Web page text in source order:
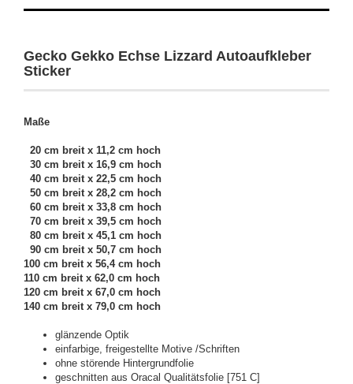
Gecko Gekko Echse Lizzard Autoaufkleber
Sticker
Maße
20 cm breit x 11,2 cm hoch
30 cm breit x 16,9 cm hoch
40 cm breit x 22,5 cm hoch
50 cm breit x 28,2 cm hoch
60 cm breit x 33,8 cm hoch
70 cm breit x 39,5 cm hoch
80 cm breit x 45,1 cm hoch
90 cm breit x 50,7 cm hoch
100 cm breit x 56,4 cm hoch
110 cm breit x 62,0 cm hoch
120 cm breit x 67,0 cm hoch
140 cm breit x 79,0 cm hoch
glänzende Optik
einfarbige, freigestellte Motive /Schriften
ohne störende Hintergrundfolie
geschnitten aus Oracal Qualitätsfolie [751 C]